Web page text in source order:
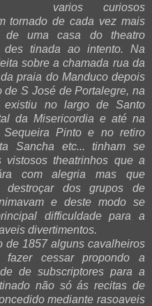
varios curiosos
tornado de cada vez mais
de uma casa do theatro
des tinada ao intento. Na
sobre a chamada rua da
praia do Manduco depois
S José de Portalegre, na
existiu no largo de Santo
da Misericordia e até na
Pinto e no retiro
Sancha etc... tinham se
vistosos theatrinhos que a
com alegria mas que
destroçar dos grupos de
e deste modo se
difficuldade para a
divertimentos.
de 1857 alguns cavalheiros
fazer cessar propondo a
de subscriptores para a
não só ás recitas de
mediante rasoaveis